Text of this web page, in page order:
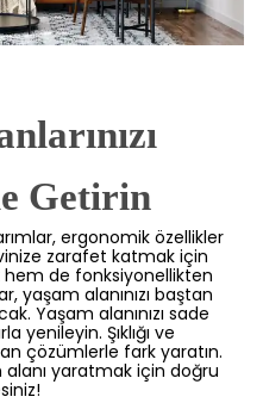
Getirin
ergonomik özellikler
zarafet katmak için
de fonksiyonellikten
yaşam alanınızı baştan
Yaşam alanınızı sade
yenileyin. Şıklığı ve
çözümlerle fark yaratın.
alanı yaratmak için doğru